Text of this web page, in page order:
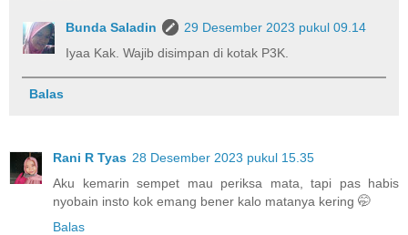
Bunda Saladin
29 Desember 2023 pukul 09.14
Iyaa Kak. Wajib disimpan di kotak P3K.
Balas
Rani R Tyas 28 Desember 2023 pukul 15.35
Aku kemarin sempet mau periksa mata, tapi pas habis
nyobain insto kok emang bener kalo matanya kering 🤭
Balas